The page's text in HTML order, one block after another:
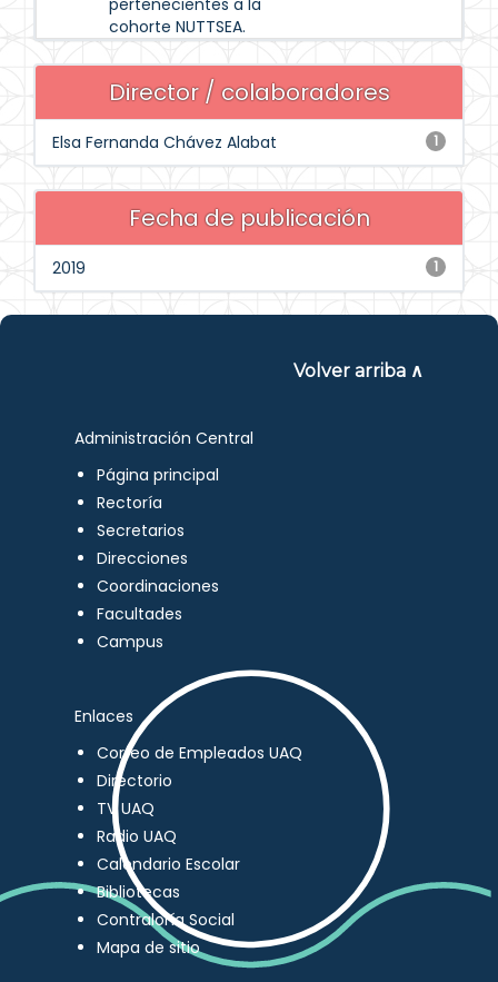
pertenecientes a la
cohorte NUTTSEA.
Director / colaboradores
1
Elsa Fernanda Chávez Alabat
Fecha de publicación
1
2019
Volver arriba ∧
Administración Central
Página principal
Rectoría
Secretarios
Direcciones
Coordinaciones
Facultades
Campus
Enlaces
Correo de Empleados UAQ
Directorio
TV UAQ
Radio UAQ
Calendario Escolar
Bibliotecas
Contraloría Social
Mapa de sitio